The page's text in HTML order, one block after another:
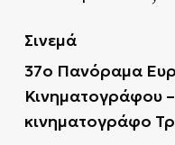
Σινεμά
37ο Πανόραμα
Κινηματογράφου
κινηματογράφο